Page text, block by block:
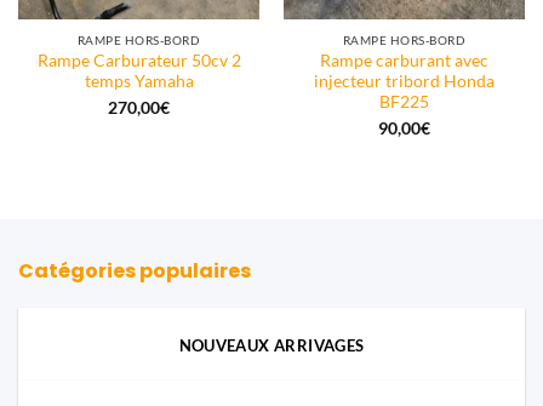
RAMPE HORS-BORD
Rampe Carburateur 50cv 2
temps Yamaha
270,00€
RAMPE HORS-BORD
Rampe carburant avec
injecteur tribord Honda
BF225
90,00€
Catégories populaires
NOUVEAUX ARRIVAGES